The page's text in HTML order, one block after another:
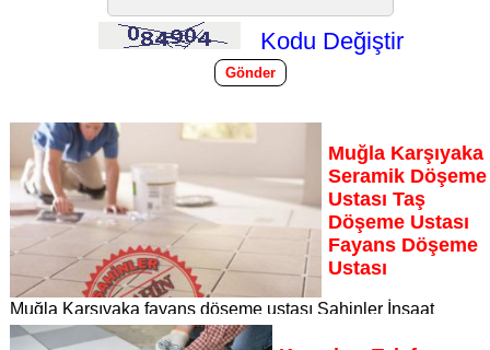
Kodu Değiştir
Muğla Karşıyaka
Seramik Döşeme
Ustası Taş
Döşeme Ustası
Fayans Döşeme
Ustası
Muğla Karşıyaka fayans döşeme ustası Şahinler İnşaat
Dekorasyon, zeminlerinizi sanat eseri gibi işleyen uzman